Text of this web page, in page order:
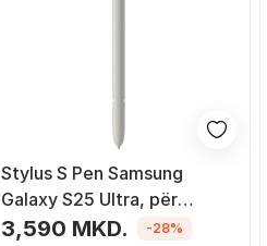
Stylus S Pen Samsung
Galaxy S25 Ultra, për
Galaxy S25 Ultra, i zi
3,590 MKD. -28%